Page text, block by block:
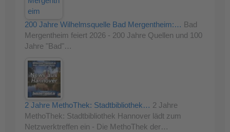
200 Jahre Wilhelmsquelle Bad Mergentheim:… Bad
Mergentheim feiert 2026 - 200 Jahre Quellen und 100
Jahre "Bad"…
2 Jahre MethoThek: Stadtbibliothek… 2 Jahre
MethoThek: Stadtbibliothek Hannover lädt zum
Netzwerktreffen ein - Die MethoThek der…